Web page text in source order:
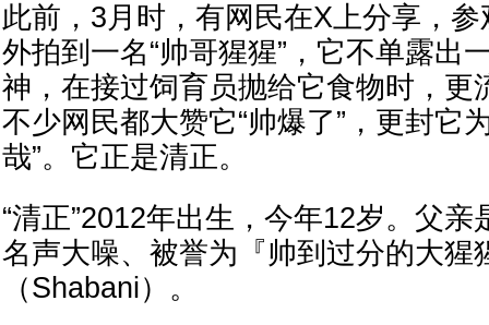
此前，3月时，有网民在X上分享，
外拍到一名“帅哥猩猩”，它不单露出
神，在接过饲育员抛给它食物时，更
不少网民都大赞它“帅爆了”，更封它
哉”。它正是清正。
“清正”2012年出生，今年12岁。父
名声大噪、被誉为『帅到过分的大
（Shabani）。